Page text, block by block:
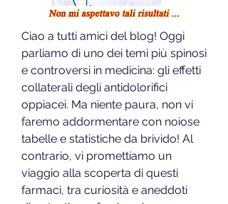
Ciao a tutti amici del blog! Oggi
parliamo di uno dei temi più spinosi
e controversi in medicina: gli effetti
collaterali degli antidolorifici
oppiacei. Ma niente paura, non vi
faremo addormentare con noiose
tabelle e statistiche da brivido! Al
contrario, vi promettiamo un
viaggio alla scoperta di questi
farmaci, tra curiosità e aneddoti